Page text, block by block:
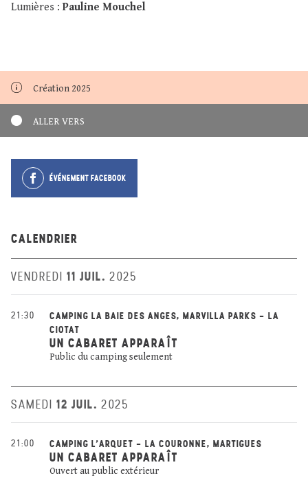
Lumières : Pauline Mouchel
Création 2025
ALLER VERS
ÉVÉNEMENT FACEBOOK
CALENDRIER
VENDREDI 11 JUIL. 2025
21:30
CAMPING LA BAIE DES ANGES, MARVILLA PARKS - LA
CIOTAT
UN CABARET APPARAÎT
Public du camping seulement
SAMEDI 12 JUIL. 2025
21:00 CAMPING L'ARQUET - LA COURONNE, MARTIGUES
UN CABARET APPARAÎT
Ouvert au public extérieur